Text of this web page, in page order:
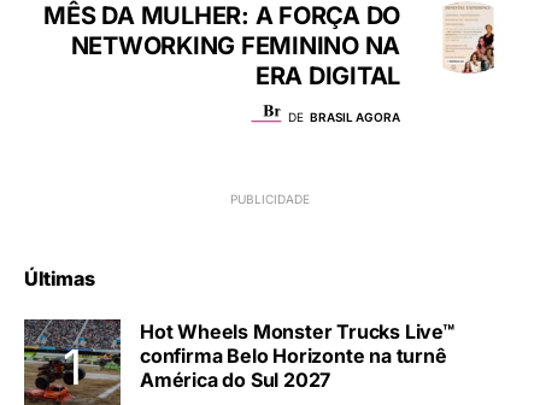
MÊS DA MULHER: A FORÇA DO
NETWORKING FEMININO NA
ERA DIGITAL
DE BRASIL AGORA
Últimas
Hot Wheels Monster Trucks Live™
confirma Belo Horizonte na turnê
América do Sul 2027